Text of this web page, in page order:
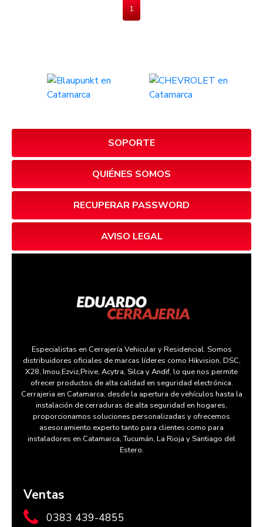
1
SOPORTE
QUIÉNES SOMOS
RECUPERAR PASSWORD
AVISO LEGAL
Especialistas en Cerrajería Vehicular y Residencial. Somos
distribuidores oficiales de marcas líderes como Hikvision, DSC,
X28, Imou,Ezviz,Prive, Acytra, Silca y Andif, lo que nos permite
ofrecer productos de alta calidad en seguridad electrónica.
Cerrajeria en Catamarca, desde la apertura de vehículos hasta la
instalación de cerraduras de alta seguridad en hogares,
proporcionamos soluciones personalizadas y ofrecemos
asesoramiento experto tanto para clientes como para
instaladores en Catamarca, Tucumán, La Rioja y Santiago del
Estero.
Ventas
0383 439-4855